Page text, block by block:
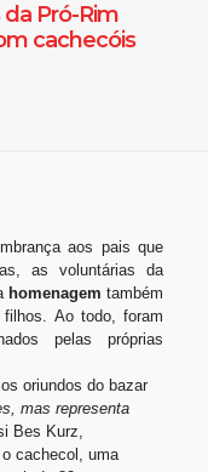
da Pró-Rim
cachecóis
aos pais que
as voluntárias da
homenagem também
Ao todo, foram
pelas próprias
oriundos do bazar
mas representa
Bes Kurz,
cachecol, uma